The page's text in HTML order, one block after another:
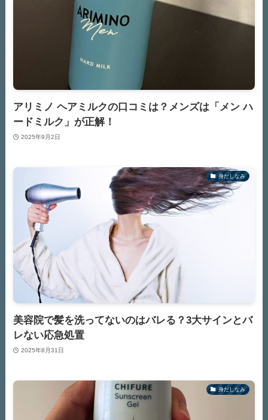
アリミノ ヘアミルクの口コミは？メンズは「メン ハ
ードミルク」が正解！
2025年9月2日
身だしなみ
美容院で髪を洗ってないのはバレる？3大サインとバ
レない応急処置
2025年8月31日
身だしなみ